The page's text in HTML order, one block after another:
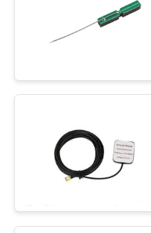
नियंत्रण
जीएसएम